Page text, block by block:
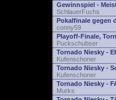
Gewinnspiel -
SchlauerFuchs
Pokalfinale gegen
conny59
Playoff-Finale,
Puckschubser
Tornado Niesky -
Kufenschoner
Tornado Niesky -
Kufenschoner
Tornado Niesky -
Murks